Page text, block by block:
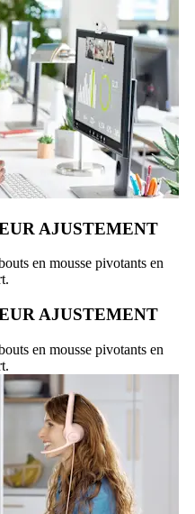
AJUSTEMENT
en mousse pivotants en
AJUSTEMENT
en mousse pivotants en